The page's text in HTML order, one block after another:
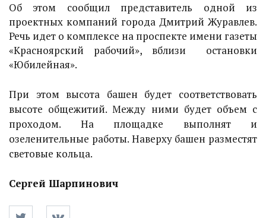
Об этом сообщил представитель одной из
проектных компаний города Дмитрий Журавлев.
Речь идет о комплексе на проспекте имени газеты
«Красноярский рабочий», вблизи остановки
«Юбилейная».
При этом высота башен будет соответствовать
высоте общежитий. Между ними будет объем с
проходом. На площадке выполнят и
озеленительные работы. Наверху башен разместят
световые кольца.
Сергей Шарпинович